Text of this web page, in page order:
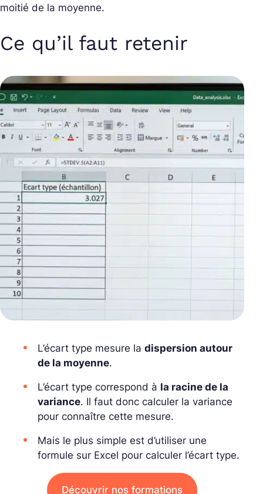
moitié de la moyenne.
Ce qu’il faut retenir
L’écart type mesure la dispersion autour
de la moyenne.
L’écart type correspond à la racine de la
variance. Il faut donc calculer la variance
pour connaître cette mesure.
Mais le plus simple est d’utiliser une
formule sur Excel pour calculer l’écart type.
Découvrir nos formations